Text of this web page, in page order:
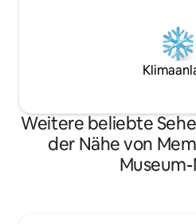
Weitere beliebte
der Nähe von